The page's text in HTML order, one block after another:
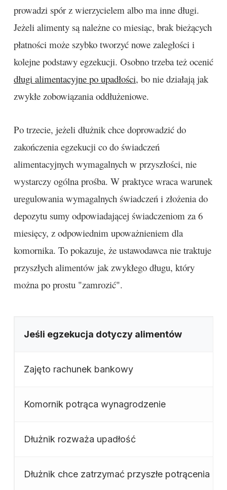
prowadzi spór z wierzycielem albo ma inne długi.
Jeżeli alimenty są należne co miesiąc, brak bieżących
płatności może szybko tworzyć nowe zaległości i
kolejne podstawy egzekucji. Osobno trzeba też ocenić
długi alimentacyjne po upadłości, bo nie działają jak
zwykłe zobowiązania oddłużeniowe.
Po trzecie, jeżeli dłużnik chce doprowadzić do
zakończenia egzekucji co do świadczeń
alimentacyjnych wymagalnych w przyszłości, nie
wystarczy ogólna prośba. W praktyce wraca warunek
uregulowania wymagalnych świadczeń i złożenia do
depozytu sumy odpowiadającej świadczeniom za 6
miesięcy, z odpowiednim upoważnieniem dla
komornika. To pokazuje, że ustawodawca nie traktuje
przyszłych alimentów jak zwykłego długu, który
można po prostu "zamrozić".
Jeśli egzekucja dotyczy alimentów
Zajęto rachunek bankowy
Komornik potrąca wynagrodzenie
Dłużnik rozważa upadłość
Dłużnik chce zatrzymać przyszłe potrącenia